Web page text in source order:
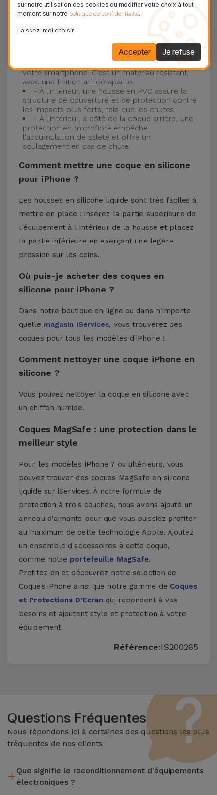
construction robuste et de qualité, avec une
construction à trois couches, pour éviter au
maximum les accidents et les casses !
- Une première couche de silicone liquide
donne de la couleur et une couverture
complète à la coque arrière et au bord latéral de
votre smartphone. C'est un matériau résistant,
avec une finition antidérapante.
- À l'intérieur, une housse en PVC assure la
structure de couverture et de protection contre
les impacts plus forts, tels que les chutes.
- À l'intérieur, à côté de la coque arrière, une
protection en microfibre empêche
l'accumulation de saleté et offre un
soulagement en cas de chute.
Comment mettre une coque en silicone
pour iPhone ?
Les housses en silicone liquide sont très faciles à
mettre en place : insérez la partie supérieure de
l'équipement à l'intérieur de la housse et placez
la partie inférieure en exerçant une légère
pression sur les coins.
Où puis-je acheter des coques en
silicone pour iPhone ?
Dans notre boutique en ligne ou dans n'importe
quelle magasin iServices, vous trouverez des
coques pour tous les modèles d'iPhone !
Comment nettoyer une coque iPhone en
silicone ?
Vous pouvez nettoyer la coque en silicone avec
un chiffon humide.
Coques MagSafe : une protection dans le
meilleur style
Pour les modèles iPhone 7 ou ultérieurs, vous
pouvez trouver des coques MagSafe en silicone
liquide sur iServices. À notre formule de
protection à trois couches, nous avons ajouté un
anneau d'aimants pour que vous puissiez profiter
au maximum de cette technologie Apple. Ajoutez
un ensemble d'accessoires à cette coque,
comme notre portefeuille MagSafe.
Profitez-en et découvrez notre sélection de
Coques iPhone ainsi que notre gamme de Coques
et Protections D'Ecran qui répondent à vos
besoins et ajoutent style et protection à votre
équipement.
Référence:IS200265
Questions Fréquentes
Nous répondons ici à certaines des questions les plus
fréquentes de nos clients
Que signifie le reconditionnement d'équipements
électroniques ?
sur notre utilisation des cookies ou modifier votre choix à tout
moment sur notre politique de confidentialité.
Laissez-moi choisir
Je refuse
Accepter